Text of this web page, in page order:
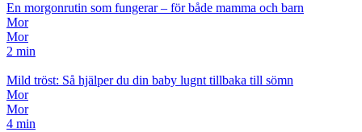
En morgonrutin som fungerar – för både mamma och barn
Mor
Mor
2 min
Mild tröst: Så hjälper du din baby lugnt tillbaka till sömn
Mor
Mor
4 min